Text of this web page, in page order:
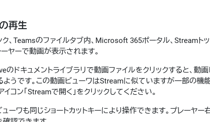
再生
、Teamsのファイルタブ内、Microsoft 365ポータル、Streamトッ
ヤーで動画が表示されます。
のドキュメントライブラリで動画ファイルをクリックすると、動
うです。この動画ビューワはStreamに似ていますが一部の機
コン「Streamで開く」をクリックしてください。
ーワも同じショートカットキーにより操作できます。プレーヤー